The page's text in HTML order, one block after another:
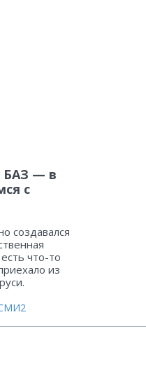
БАЗ — в
с
создавался
что-то
из